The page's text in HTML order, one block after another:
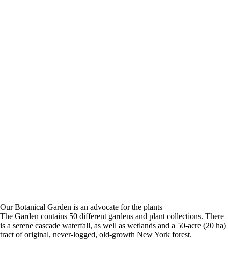
Our Botanical Garden is an advocate for the plants
The Garden contains 50 different gardens and plant collections. There
is a serene cascade waterfall, as well as wetlands and a 50-acre (20 ha)
tract of original, never-logged, old-growth New York forest.